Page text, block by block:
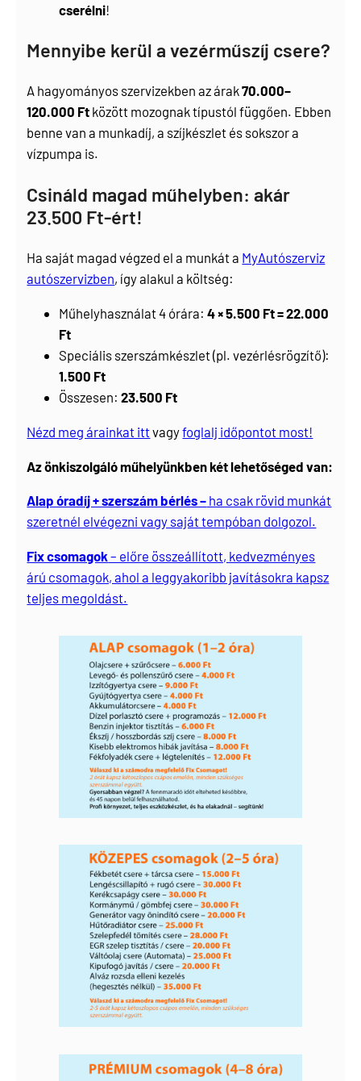
cserélni!
Mennyibe kerül a vezérműszíj csere?
A hagyományos szervizekben az árak70.000–
120.000 Ft között mozognak típustól függően. Ebben
benne van a munkadíj, a szíjkészlet és sokszor a
vízpumpa is.
Csináld magad műhelyben: akár
23.500 Ft-ért!
Ha saját magad végzed el a munkát a MyAutószerviz
autószervizben, így alakul a költség:
Műhelyhasználat 4 órára:4 × 5.500 Ft = 22.000
Ft
Speciális szerszámkészlet (pl. vezérlésrögzítő):
1.500 Ft
Összesen:23.500 Ft
Nézd meg árainkat ittvagyfoglalj időpontot most!
Az önkiszolgáló műhelyünkben két lehetőséged van:
Alap óradíj + szerszám bérlés – ha csak rövid munkát
szeretnél elvégezni vagy saját tempóban dolgozol.
Fix csomagok – előre összeállított, kedvezményes
árú csomagok, ahol a leggyakoribb javításokra kapsz
teljes megoldást.